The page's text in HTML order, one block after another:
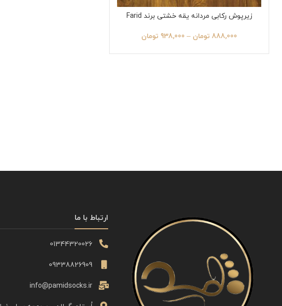
زیرپوش رکابی مردانه یقه خشتی برند Farid
888,000 تومان –
938,000 تومان
ارتباط با ما
01344320026
09338826909
info@pamidsocks.ir